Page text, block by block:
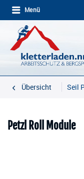
Menü
Übersicht Seil
Petzl Roll Module